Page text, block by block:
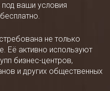
ваши условия
не только
Её активно используют
бизнес-центров,
и других общественных